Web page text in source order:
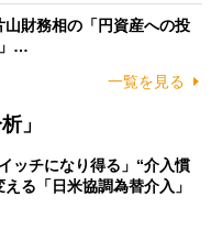
山財務相の「円資産への投
…
一覧を見る
」
ッチになり得る」“介入慣
る「日米協調為替介入」